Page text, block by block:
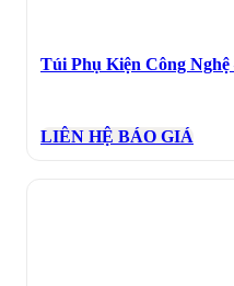
Túi Phụ Kiện Công Nghệ
LIÊN HỆ BÁO GIÁ